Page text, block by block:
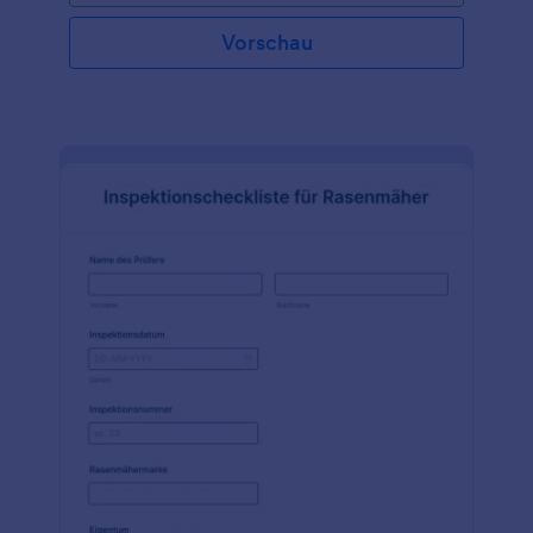
Lebensmittelabfallprotokoll von Jotform können Sie
Ihren Abfallmanagementprozess optimieren, die
Umweltbelastung reduzieren und auf eine
Vorschau